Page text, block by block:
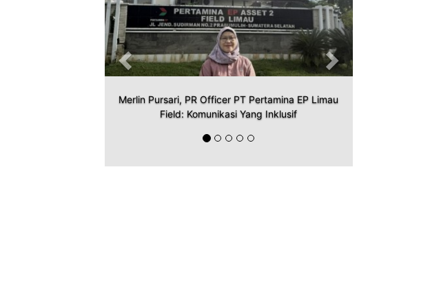
Merlin Pursari, PR Officer PT Pertamina EP Limau
Field: Komunikasi Yang Inklusif